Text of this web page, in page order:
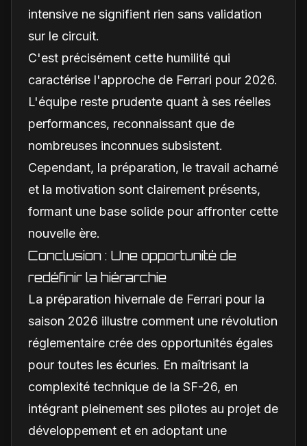
intensive ne signifient rien sans validation
sur le circuit.
C'est précisément cette humilité qui
caractérise l'approche de Ferrari pour 2026.
L'équipe reste prudente quant à ses réelles
performances, reconnaissant que de
nombreuses inconnues subsistent.
Cependant, la préparation, le travail acharné
et la motivation sont clairement présents,
formant une base solide pour affronter cette
nouvelle ère.
Conclusion : Une opportunité de
redéfinir la hiérarchie
La préparation hivernale de Ferrari pour la
saison 2026 illustre comment une révolution
réglementaire crée des opportunités égales
pour toutes les écuries. En maîtrisant la
complexité technique de la SF-26, en
intégrant pleinement ses pilotes au projet de
développement et en adoptant une